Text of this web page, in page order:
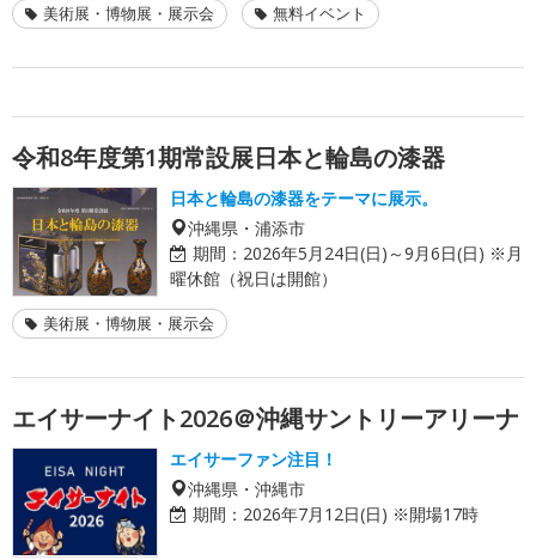
美術展・博物展・展示会 無料イベント
令和8年度第1期常設展日本と輪島の漆器
日本と輪島の漆器をテーマに展示。
沖縄県・浦添市
期間： 2026年5月24日(日)～9月6日(日) ※月
曜休館（祝日は開館）
美術展・博物展・展示会
エイサーナイト2026＠沖縄サントリーアリーナ
エイサーファン注目！
沖縄県・沖縄市
期間： 2026年7月12日(日) ※開場17時